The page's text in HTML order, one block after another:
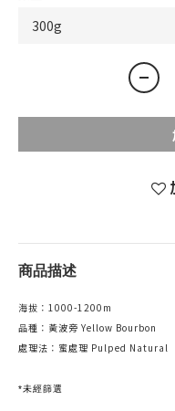
商品描述
海拔：1000-1200m
品種：黃波旁 Yellow Bourbon
處理法：蜜處理 Pulped Natural
*未經篩選